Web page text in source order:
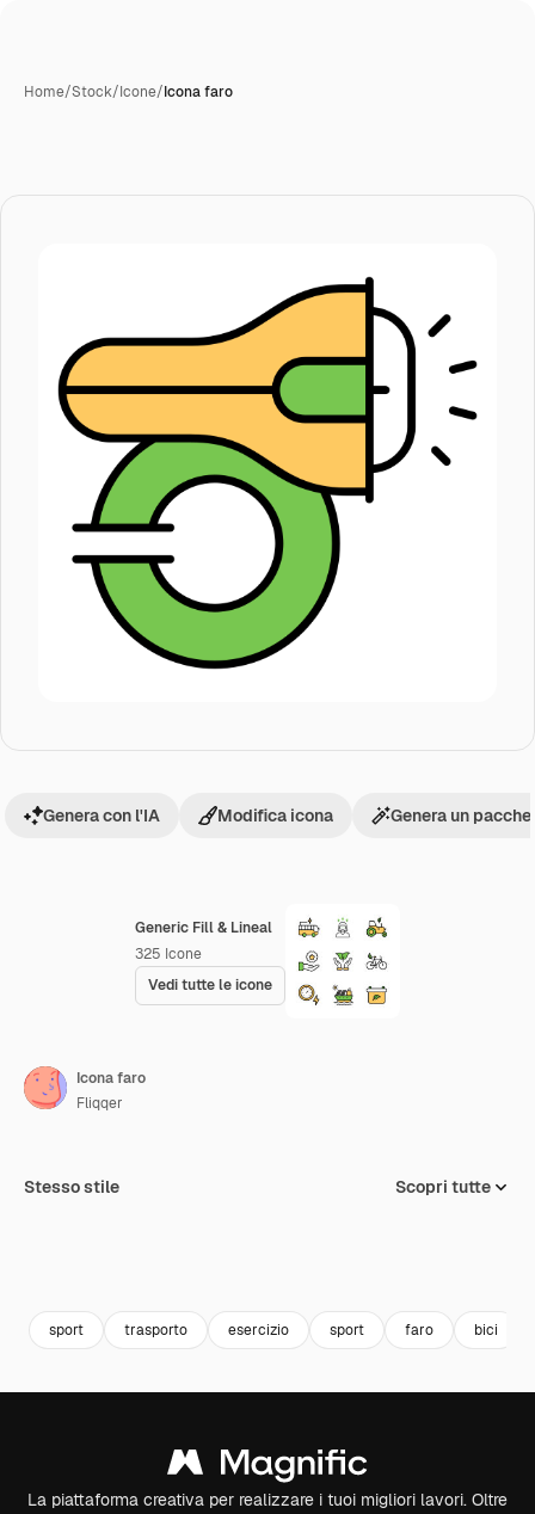
Home/Stock/Icone/Icona faro
Generic Fill & Lineal
325 Icone
Vedi tutte le icone
Genera con l'IA Modifica icona Genera un
Icona faro
Fliqqer
Stesso stile Scopri tutte
sport trasporto esercizio sport faro bici
La piattaforma creativa per realizzare i tuoi migliori lavori. Oltre